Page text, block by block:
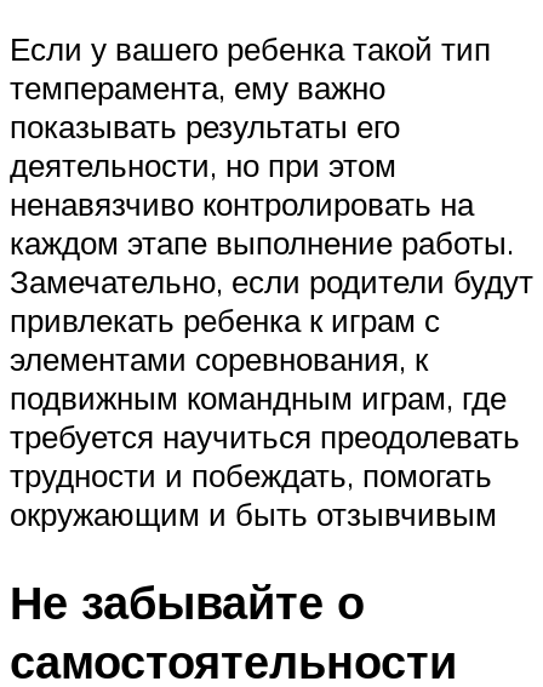
Если у вашего ребенка такой тип
темперамента, ему важно
показывать результаты его
деятельности, но при этом
ненавязчиво контролировать на
каждом этапе выполнение работы.
Замечательно, если родители будут
привлекать ребенка к играм с
элементами соревнования, к
подвижным командным играм, где
требуется научиться преодолевать
трудности и побеждать, помогать
окружающим и быть отзывчивым
Не забывайте о
самостоятельности